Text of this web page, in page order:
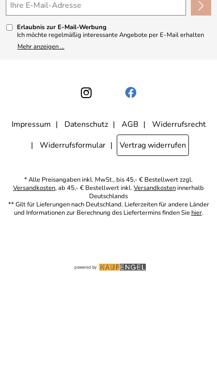
Made in Germany
4,9/5*****
Erlaubnis zur E-Mail-Werbung
Ich möchte regelmäßig interessante Angebote per E-Mail erhalten
und ausserdem nach Erhalt meiner Bestellung an die Möglichkeit zur
Abgabe einer Produktbewertung erinnert werden. Meine
werden. Dabei ist nicht erkennbar, welche konkrete Person geklickt
hat. Diese Einwilligung zur Nutzung meiner E-Mail- Adresse für
Werbezwecke kann ich jederzeit mit Wirkung für die Zukunft
Mitgliederbereich deaktiviere. Die Datenschutzerklärunghabe ich
zur Kenntnis genommen.
Mehr anzeigen ...
Impressum Datenschutz AGB
Widerrufsrecht
Widerrufsformular
Vertrag widerrufen
* Alle Preisangaben inkl. MwSt., bis 45,- € Bestellwert zzgl.
Versandkosten, ab 45,- € Bestellwert inkl.Versandkosten innerhalb
Deutschlands
** Gilt für Lieferungen nach Deutschland. Lieferzeiten für andere Länder
und Informationen zur Berechnung des Liefertermins finden Sie hier.